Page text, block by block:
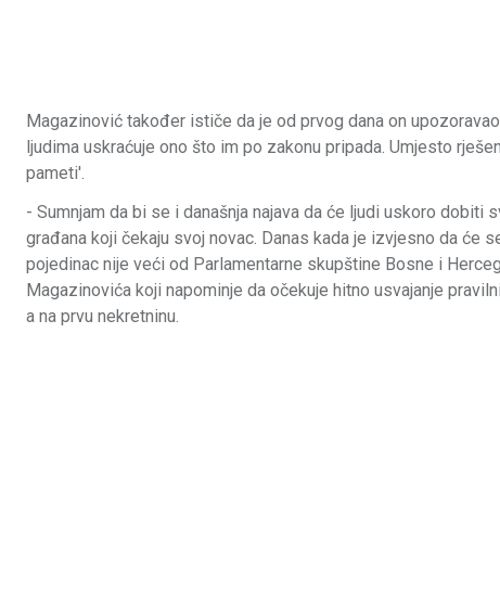
Magazinović također ističe da je od prvog dana on
ljudima uskraćuje ono što im po zakonu pripada. Umjesto
pameti'.
- Sumnjam da bi se i današnja najava da će ljudi uskoro
građana koji čekaju svoj novac. Danas kada je izvjesno da će
pojedinac nije veći od Parlamentarne skupštine Bosne i
Magazinovića koji napominje da očekuje hitno usvajanje
a na prvu nekretninu.